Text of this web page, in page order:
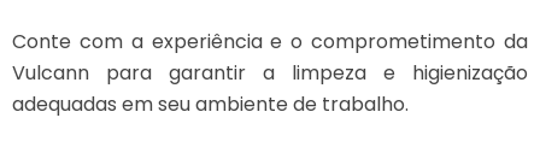
Conte com a experiência e o comprometimento da
Vulcann para garantir a limpeza e higienização
adequadas em seu ambiente de trabalho.